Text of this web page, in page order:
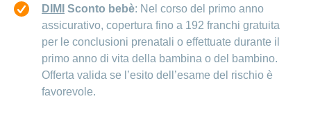
DIMI Sconto bebè: Nel corso del primo anno
assicurativo, copertura fino a 192 franchi gratuita
per le conclusioni prenatali o effettuate durante il
primo anno di vita della bambina o del bambino.
Offerta valida se l’esito dell’esame del rischio è
favorevole.